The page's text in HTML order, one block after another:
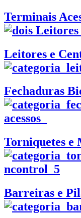
Terminais
Leitores e
Fechaduras
Torniquetes e
Barreiras e